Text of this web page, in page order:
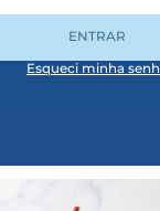
ENTRAR
Esqueci minha